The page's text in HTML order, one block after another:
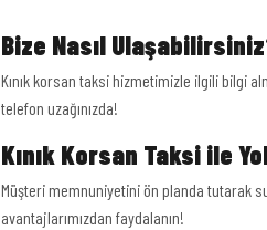
Bize Nasıl
Kınık korsan taksi hizmetimizle ilgili bilgi
telefon uzağınızda!
Kınık Korsan Taksi ile
Müşteri memnuniyetini ön planda tutarak
avantajlarımızdan faydalanın!